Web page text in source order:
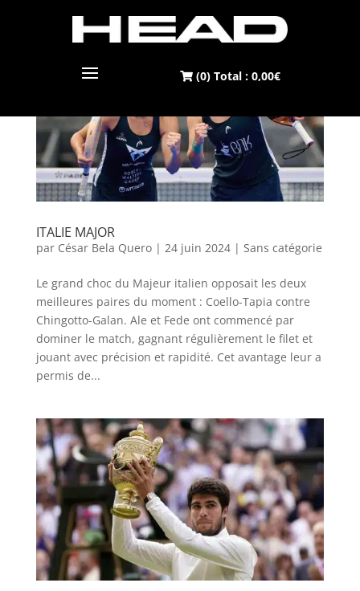
(0) Total : 0,00€
ITALIE MAJOR
par César Bela Quero| 24 juin 2024| Sans catégorie
Le grand choc du Majeur italien opposait les deux
meilleures paires du moment : Coello-Tapia contre
Chingotto-Galan. Ale et Fede ont commencé par
dominer le match, gagnant régulièrement le filet et
jouant avec précision et rapidité. Cet avantage leur a
permis de...